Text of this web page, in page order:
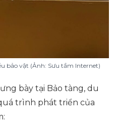
bảo vật (Ảnh: Sưu tầm Internet)
bày tại Bảo tàng, du
trình phát triển của